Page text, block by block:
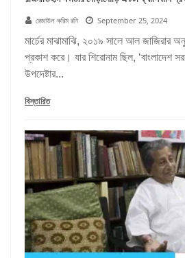
রেজাউল করিম রনি September 25, 2024
মার্চের মাঝামাঝি, ২০১৯ সালে আল জাজিরার
প্রকাশ করে। যার শিরোনাম ছিল, ‘বাংলাদেশ
উপদেষ্টার...
বিস্তারিত